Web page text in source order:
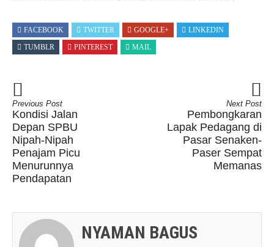
FACEBOOK TWITTER GOOGLE+
LINKEDIN
TUMBLR
PINTEREST MAIL
Previous Post
Kondisi Jalan
Depan SPBU
Nipah-Nipah
Penajam Picu
Menurunnya
Pendapatan
Next Post
Pembongkaran
Lapak Pedagang di
Pasar Senaken-
Paser Sempat
Memanas
NYAMAN BAGUS